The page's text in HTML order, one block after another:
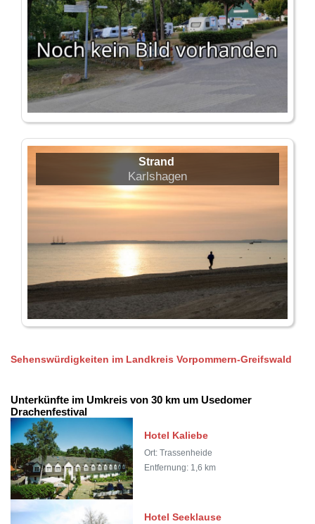
Strand
Karlshagen
Sehenswürdigkeiten im Landkreis Vorpommern-Greifswald
Unterkünfte im Umkreis von 30 km um Usedomer
Drachenfestival
Hotel Kaliebe
Ort: Trassenheide
Entfernung: 1,6 km
Hotel Seeklause